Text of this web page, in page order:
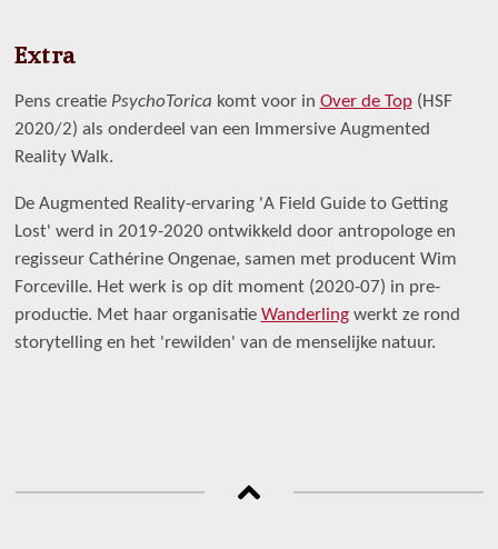
Extra
Pens creatie PsychoTorica komt voor in Over de Top(HSF
2020/2) als onderdeel van een Immersive Augmented
Reality Walk.
De Augmented Reality-ervaring 'A Field Guide to Getting
Lost' werd in 2019-2020 ontwikkeld door antropologe en
regisseur Cathérine Ongenae, samen met producent Wim
Forceville. Het werk is op dit moment (2020-07) in pre-
productie. Met haar organisatie Wanderlingwerkt ze rond
storytelling en het 'rewilden' van de menselijke natuur.